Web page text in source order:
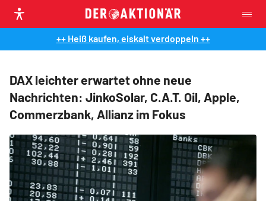
++ Heiß kaufen, eiskalt verdoppeln ++
DAX leichter erwartet ohne neue
Nachrichten: JinkoSolar, C.A.T. Oil, Apple,
Commerzbank, Allianz im Fokus